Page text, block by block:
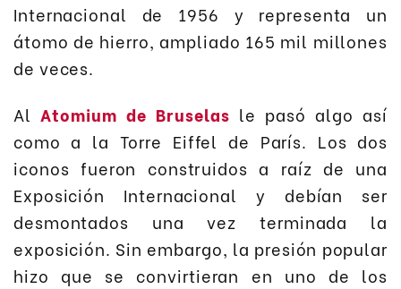
Internacional de 1956 y representa un
átomo de hierro, ampliado 165 mil millones
de veces.
AlAtomium de Bruselas le pasó algo así
como a la Torre Eiffel de París. Los dos
iconos fueron construidos a raíz de una
Exposición Internacional y debían ser
desmontados una vez terminada la
exposición. Sin embargo, la presión popular
hizo que se convirtieran en uno de los